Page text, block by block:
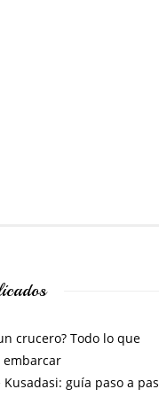
crucero? Todo lo que
embarcar
guía paso a